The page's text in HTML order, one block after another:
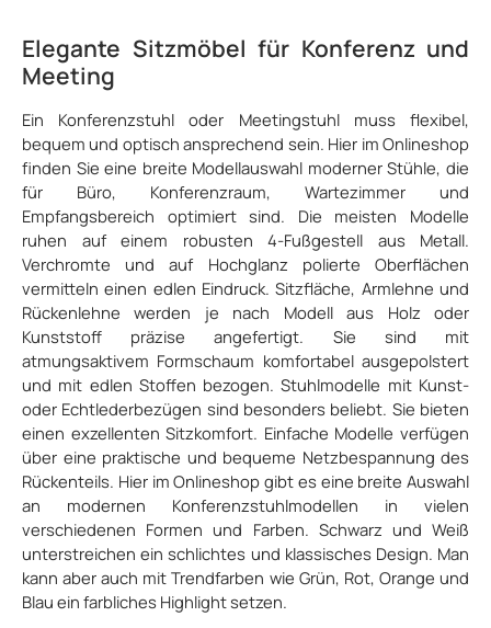
Elegante Sitzmöbel für Konferenz und
Meeting
Ein Konferenzstuhl oder Meetingstuhl muss flexibel,
bequem und optisch ansprechend sein. Hier im Onlineshop
finden Sie eine breite Modellauswahl moderner Stühle, die
für Büro, Konferenzraum, Wartezimmer und
Empfangsbereich optimiert sind. Die meisten Modelle
ruhen auf einem robusten 4-Fußgestell aus Metall.
Verchromte und auf Hochglanz polierte Oberflächen
vermitteln einen edlen Eindruck. Sitzfläche, Armlehne und
Rückenlehne werden je nach Modell aus Holz oder
Kunststoff präzise angefertigt. Sie sind mit
atmungsaktivem Formschaum komfortabel ausgepolstert
und mit edlen Stoffen bezogen. Stuhlmodelle mit Kunst-
oder Echtlederbezügen sind besonders beliebt. Sie bieten
einen exzellenten Sitzkomfort. Einfache Modelle verfügen
über eine praktische und bequeme Netzbespannung des
Rückenteils. Hier im Onlineshop gibt es eine breite Auswahl
an modernen Konferenzstuhlmodellen in vielen
verschiedenen Formen und Farben. Schwarz und Weiß
unterstreichen ein schlichtes und klassisches Design. Man
kann aber auch mit Trendfarben wie Grün, Rot, Orange und
Blau ein farbliches Highlight setzen.